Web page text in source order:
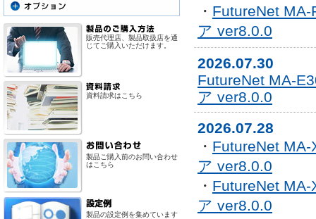
・ FutureNet
ア ver8.0.0
2026.07.30
FutureNet MA-
ア ver8.0.0
2026.07.28
・ FutureNet
ア ver8.0.0
・ FutureNet
ア ver8.0.0
販売代理店、製品取扱店を通
じてご購入いただけます。
資料請求はこちら
製品ご購入前のお問い合わせ
はこちら
製品の設定例を集めています